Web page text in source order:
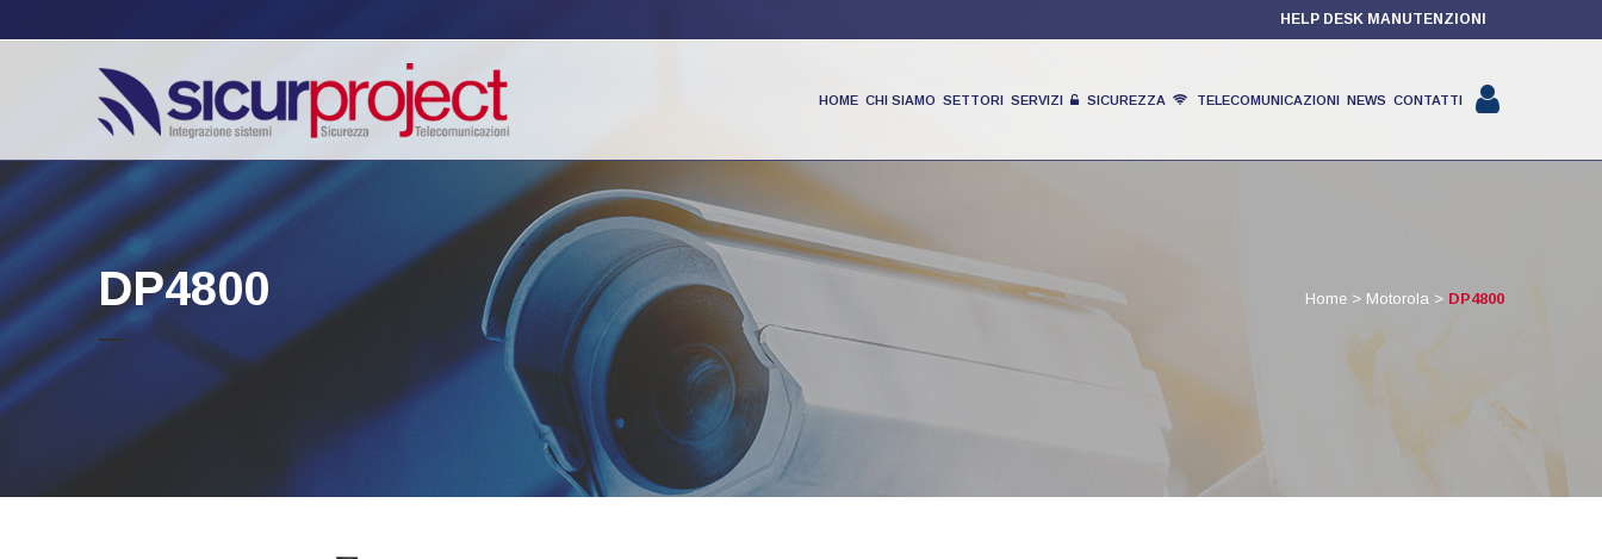
HELP DESK MANUTENZIONI
HOME CHI SIAMO SETTORI SERVIZI SICUREZZA
PRODOTTI
PARTNER PARTNER
TELECOMUNICAZIONI NEWS CONTATTI
DP4800 Home > Motorola > DP4800